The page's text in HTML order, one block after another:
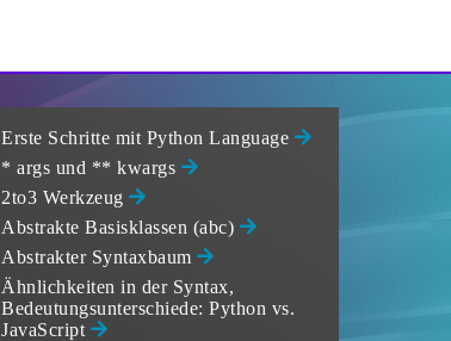
Erste Schritte mit Python Language
* args und ** kwargs
2to3 Werkzeug
Abstrakte Basisklassen (abc)
Abstrakter Syntaxbaum
Ähnlichkeiten in der Syntax,
Bedeutungsunterschiede: Python vs.
JavaScript